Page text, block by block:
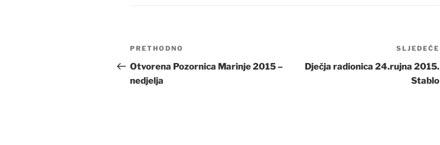
Navigacija
objava
Prethodna
objava
PRETHODNO
Otvorena Pozornica Marinje 2015 –
nedjelja
SLJEDEĆE
Dječja radionica 24.rujna 2015.
Stablo